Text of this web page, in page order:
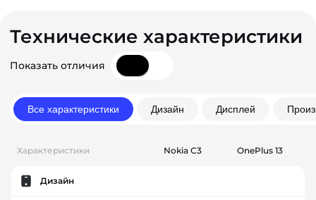
Технические характеристики
Показать отличия
Все характеристики Дизайн Дисплей
Характеристики Nokia C3 OnePlus 13
Дизайн